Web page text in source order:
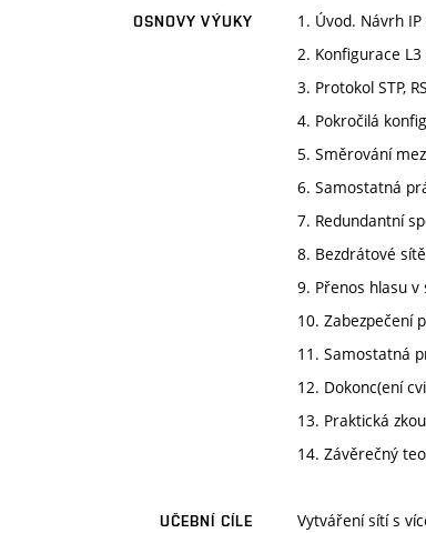
OSNOVY VÝUKY
1. Úvod. Návrh IP
2. Konfigurace
3. Protokol STP,
4. Pokročilá
5. Směrování
6. Samostatná
7. Redundantní
8. Bezdrátové
9. Přenos hlasu v
10. Zabezpečení
11. Samostatná
12. Dokonc(ení
13. Praktická
14. Závěrečný
UČEBNÍ CÍLE
Vytváření sítí s